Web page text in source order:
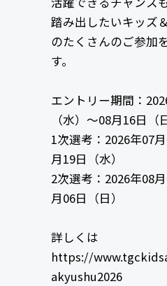
踏み出したいキッズ
のたくさんのご参加
す。
エントリー期間：
（水）〜08月16日（
1次選考：2026年07
月19日（水）
2次選考：2026年08
月06日（日）
詳しくは
https://
akyushu2026